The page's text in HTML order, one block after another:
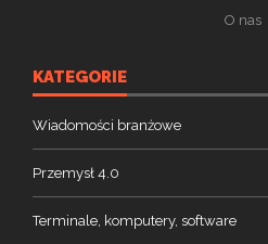
O nas
KATEGORIE
Wiadomości branżowe
Przemysł 4.0
Terminale, komputery, software